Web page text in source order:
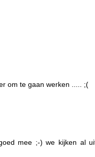
om te gaan werken ..... ;(
mee ;-) we kijken al